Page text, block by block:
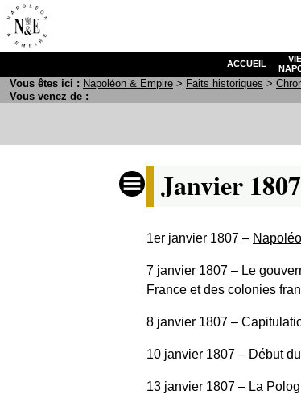
Janvier 1807
1er janvier 1807 ‒
7 janvier 1807 ‒ Le
France et des colonies
8 janvier 1807 ‒
10 janvier 1807 ‒ Début
13 janvier 1807 ‒ La
ACCUEIL
Vous êtes ici : Napoléon & Empire > Faits historiques >
Vous venez de :